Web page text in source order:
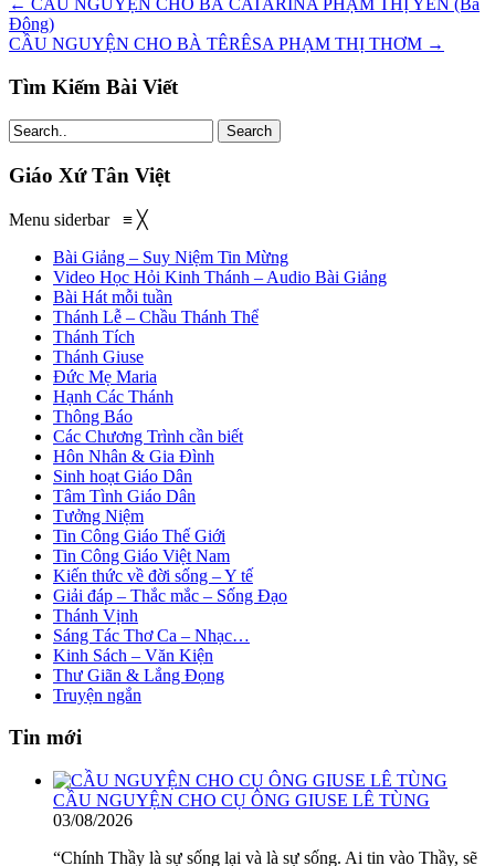
Đông)
CẦU NGUYỆN CHO BÀ TÊRÊSA PHẠM THỊ THƠM →
Tìm Kiếm Bài Viết
Search
Giáo Xứ Tân Việt
Menu siderbar ≡ ╳
Bài Giảng – Suy Niệm Tin Mừng
Video Học Hỏi Kinh Thánh – Audio Bài Giảng
Bài Hát mỗi tuần
Thánh Lễ – Chầu Thánh Thể
Thánh Tích
Thánh Giuse
Đức Mẹ Maria
Hạnh Các Thánh
Thông Báo
Các Chương Trình cần biết
Hôn Nhân & Gia Đình
Sinh hoạt Giáo Dân
Tâm Tình Giáo Dân
Tưởng Niệm
Tin Công Giáo Thế Giới
Tin Công Giáo Việt Nam
Kiến thức về đời sống – Y tế
Giải đáp – Thắc mắc – Sống Đạo
Thánh Vịnh
Sáng Tác Thơ Ca – Nhạc…
Kinh Sách – Văn Kiện
Thư Giãn & Lắng Đọng
Truyện ngắn
Tin mới
CẦU NGUYỆN CHO CỤ ÔNG GIUSE LÊ TÙNG
03/08/2026
“Chính Thầy là sự sống lại và là sự sống. Ai tin vào Thầy, sẽ